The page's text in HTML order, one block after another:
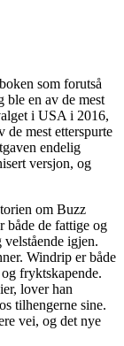
som forutså
ble en av de mest
i USA i 2016,
de mest etterspurte
endelig
versjon, og
om Buzz
både de fattige og
igjen.
Windrip er både
fryktskapende.
lover han
tilhengerne sine.
vei, og det nye